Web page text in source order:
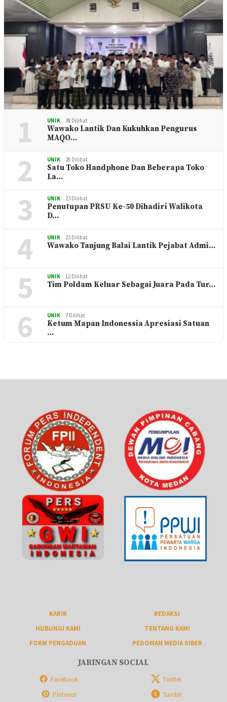
1 UNIK 38 Dilihat
Wawako Lantik Dan Kukuhkan Pengurus
MAQO…
2 UNIK 28 Dilihat
Satu Toko Handphone Dan Beberapa Toko
La…
3 UNIK 23 Dilihat
Penutupan PRSU Ke-50 Dihadiri Walikota
D…
4 UNIK 23 Dilihat
Wawako Tanjung Balai Lantik Pejabat Admi…
5 UNIK 12 Dilihat
Tim Poldam Keluar Sebagai Juara Pada Tur…
6 UNIK 7 Dilihat
Ketum Mapan Indonessia Apresiasi Satuan
…
KARIR
REDAKSI
HUBUNGI KAMI
TENTANG KAMI
FORM PENGADUAN
PEDOMAN MEDIA SIBER
JARINGAN SOCIAL
Facebook
Twitter
Pinterest
Tumblr